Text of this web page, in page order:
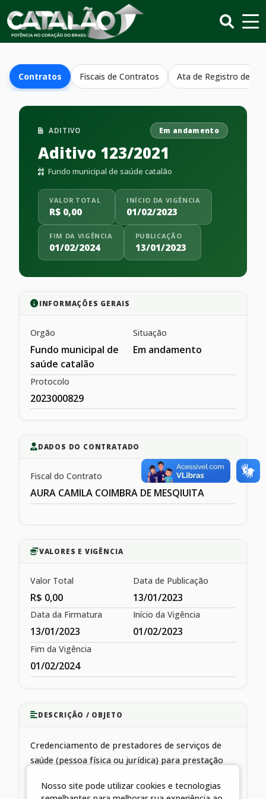
Contratos Fiscais de Contratos Ata de Registro de
ADITIVO Em andamento
Aditivo 123/2021
Fundo municipal de saúde catalão
VALOR TOTAL
R$ 0,00
INÍCIO DA VIGÊNCIA
01/02/2023
FIM DA VIGÊNCIA
01/02/2024
PUBLICAÇÃO
13/01/2023
INFORMAÇÕES GERAIS
Orgão
Fundo municipal de
saúde catalão
Situação
Em andamento
Protocolo
2023000829
DADOS DO CONTRATADO
Fiscal do Contrato
AURA CAMILA COIMBRA DE MESQIUITA
VALORES E VIGÊNCIA
Valor Total
R$ 0,00
Data de Publicação
13/01/2023
Data da Firmatura
13/01/2023
Início da Vigência
01/02/2023
Fim da Vigência
01/02/2024
DESCRIÇÃO / OBJETO
Credenciamento de prestadores de serviços de
saúde (pessoa física ou jurídica) para prestação
população
Nosso site pode utilizar cookies e tecnologias